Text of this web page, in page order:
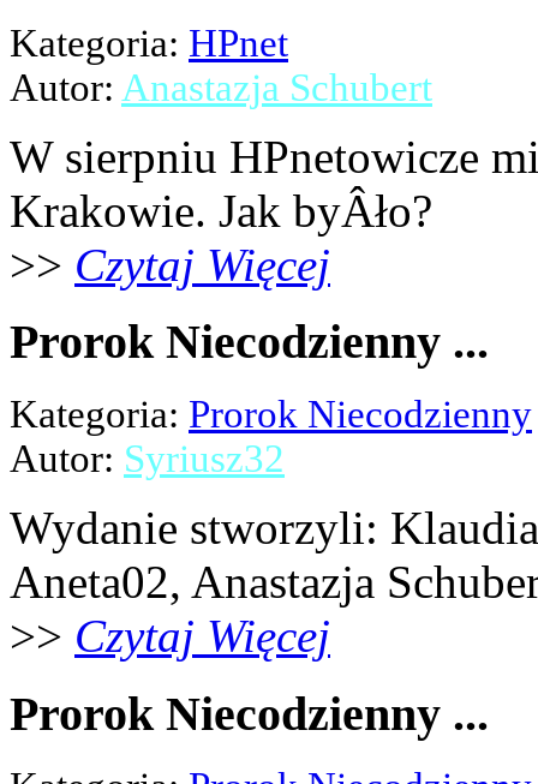
Kategoria: HPnet
Autor: Anastazja Schubert
W sierpniu HPnetowicze
Krakowie. Jak byÂło?
>> Czytaj Więcej
Prorok Niecodzienny ...
Kategoria: Prorok Niecodzienny
Autor: Syriusz32
Wydanie stworzyli:
Aneta02, Anastazja
>> Czytaj Więcej
Prorok Niecodzienny ...